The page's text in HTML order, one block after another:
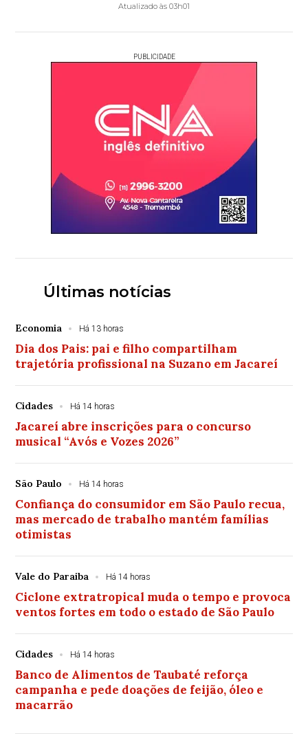
Atualizado às 03h01
PUBLICIDADE
Últimas notícias
Economia Há 13 horas
Dia dos Pais: pai e filho compartilham
trajetória profissional na Suzano em Jacareí
Cidades Há 14 horas
Jacareí abre inscrições para o concurso
musical “Avós e Vozes 2026”
São Paulo Há 14 horas
Confiança do consumidor em São Paulo recua,
mas mercado de trabalho mantém famílias
otimistas
Vale do Paraiba Há 14 horas
Ciclone extratropical muda o tempo e provoca
ventos fortes em todo o estado de São Paulo
Cidades Há 14 horas
Banco de Alimentos de Taubaté reforça
campanha e pede doações de feijão, óleo e
macarrão